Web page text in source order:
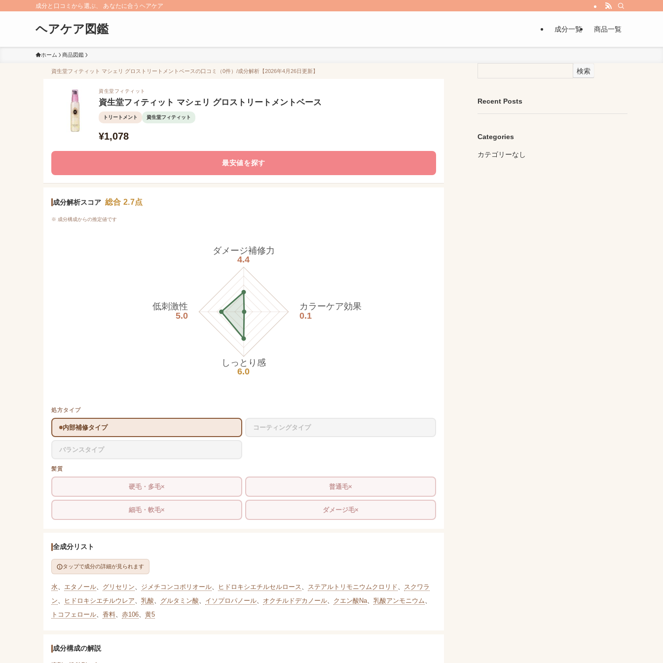
成分と口コミから選ぶ、 あなたに合うヘアケア
ヘアケア図鑑 成分一覧 商品一覧
ホーム 商品図鑑
資生堂フィティット マシェリ グロストリートメントベースの口コミ（0件）/成分解析【2026年4月26日更新】
資生堂フィティット
資生堂フィティット マシェリ グロストリートメントベース
トリートメント 資生堂フィティット
¥1,078
最安値を探す
成分解析スコア 総合 2.7点
※ 成分構成からの推定値です
ダメージ補修力
4.4
カラーケア効果
0.1
しっとり感
6.0
低刺激性
5.0
処方タイプ
内部補修タイプ コーティングタイプ
バランスタイプ
髪質
硬毛・多毛× 普通毛×
細毛・軟毛× ダメージ毛×
全成分リスト
タップで成分の詳細が見られます
水、 エタノール、 グリセリン、 ジメチコンコポリオール、 ヒドロキシエチルセルロース、 ステアルトリモニウムクロリド、 スクワラ
ン、 ヒドロキシエチルウレア、 乳酸、 グルタミン酸、 イソプロパノール、 オクチルドデカノール、 クエン酸Na、 乳酸アンモニウム、
トコフェロール、 香料、 赤106、 黄5
成分構成の解説
検索
Recent Posts
Categories
カテゴリーなし